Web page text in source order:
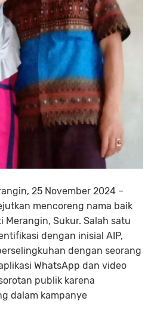
25 November 2024 –
mencoreng nama baik
Merangin, Sukur. Salah satu
dengan inisial AIP,
dengan seorang
WhatsApp dan video
publik karena
dalam kampanye